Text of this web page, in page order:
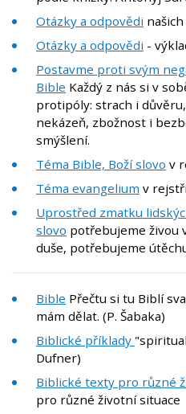
Otázky a odpovědi
Otázky a odpovědi -
Postavme proti svým
Bible Každý z nás si v
protipóly: strach i
nekázeň, zbožnost i
smýšlení.
Téma Bible, Boží slovo v
Téma evangelium v
Uprostřed zmatku
slovo potřebujeme živou
duše, potřebujeme
Bible Přečtu si tu Biblí
mám dělat. (P. Šabaka)
Biblické příklady
Dufner)
Biblické texty pro různé
pro různé životní situace